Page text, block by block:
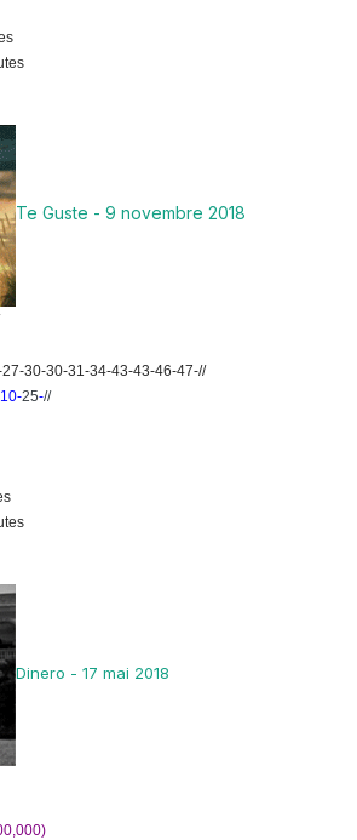
Te Guste - 9 novembre 2018
30-30-31-34-43-43-46-47-//
25-//
Dinero - 17 mai 2018